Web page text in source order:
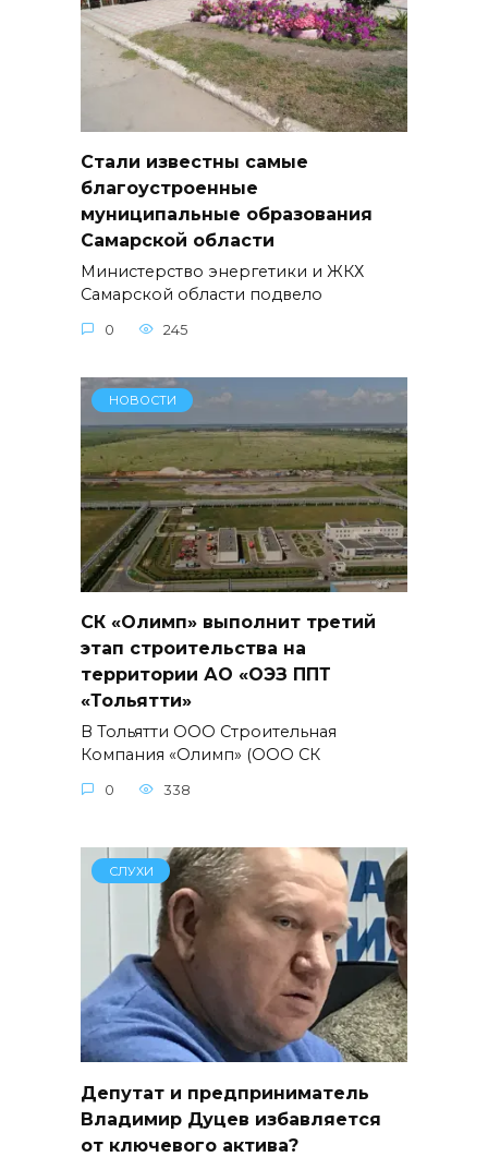
Стали известны самые
благоустроенные
муниципальные образования
Самарской области
Министерство энергетики и ЖКХ
Самарской области подвело
0 245
НОВОСТИ
СК «Олимп» выполнит третий
этап строительства на
территории АО «ОЭЗ ППТ
«Тольятти»
В Тольятти ООО Строительная
Компания «Олимп» (ООО СК
0 338
СЛУХИ
Депутат и предприниматель
Владимир Дуцев избавляется
от ключевого актива?